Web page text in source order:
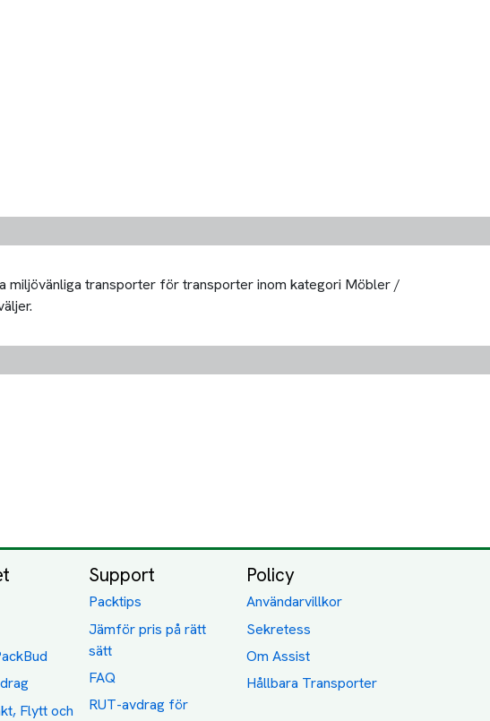
miljövänliga transporter för transporter inom kategori Möbler /
Flytt och
Support
Packtips
Jämför pris på rätt
sätt
FAQ
RUT-avdrag för
Policy
Användarvillkor
Sekretess
Om Assist
Hållbara Transporter